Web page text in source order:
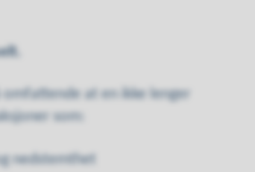
at en ikke lenger
som:
nedstemthet